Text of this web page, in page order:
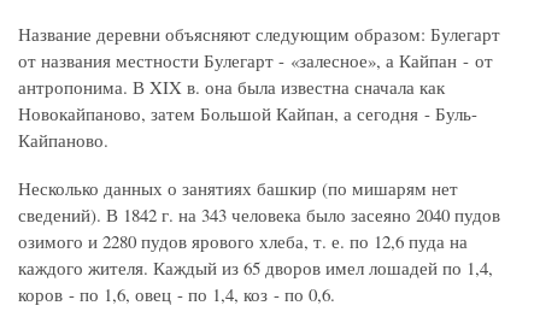
Название деревни объясняют следующим образом: Булегарт
от названия местности Булегарт - «залесное», а Кайпан - от
антропонима. В XIX в. она была известна сначала как
Новокайпаново, затем Большой Кайпан, а сегодня - Буль-
Кайпаново.
Несколько данных о занятиях башкир (по мишарям нет
сведений). В 1842 г. на 343 человека было засеяно 2040 пудов
озимого и 2280 пудов ярового хлеба, т. е. по 12,6 пуда на
каждого жителя. Каждый из 65 дворов имел лошадей по 1,4,
коров - по 1,6, овец - по 1,4, коз - по 0,6.